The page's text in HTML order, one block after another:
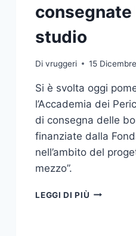
studio
Di vruggeri 15
Si è svolta oggi
l’Accademia dei
di consegna delle
finanziate dalla
nell’ambito del
mezzo”.
LEGGI DI PIÙ